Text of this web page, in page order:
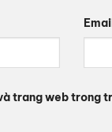
trang web trong